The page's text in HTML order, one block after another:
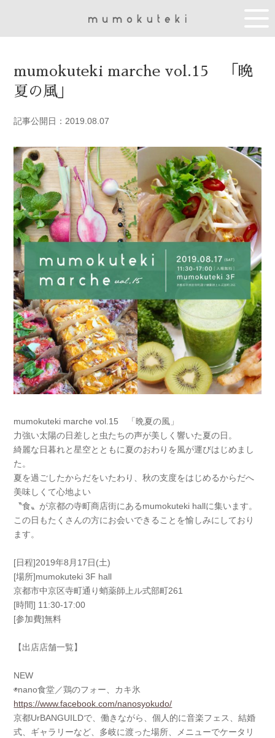
mumokuteki marche vol.15 「晩
夏の風」
記事公開日：2019.08.07
mumokuteki marche vol.15 「晩夏の風」
力強い太陽の日差しと虫たちの声が美しく響いた夏の日。
綺麗な日暮れと星空とともに夏のおわりを風が運びはじめまし
た。
夏を過ごしたからだをいたわり、秋の支度をはじめるからだへ
美味しくて心地よい
〝食〟が京都の寺町商店街にあるmumokuteki hallに集います。
この日もたくさんの方にお会いできることを愉しみにしており
ます。
[日程]2019年8月17日(土)
[場所]mumokuteki 3F hall
京都市中京区寺町通り蛸薬師上ル式部町261
[時間] 11:30-17:00
[参加費]無料
【出店店舗一覧】
NEW
◉nano食堂／鶏のフォー、カキ氷
https://www.facebook.com/nanosyokudo/
京都UrBANGUILDで、働きながら、個人的に音楽フェス、結婚
式、ギャラリーなど、多岐に渡った場所、メニューでケータリ